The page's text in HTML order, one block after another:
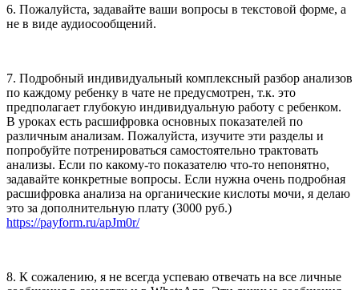
6. Пожалуйста, задавайте ваши вопросы в текстовой форме, а
не в виде аудиосообщений.
7. Подробный индивидуальный комплексный разбор анализов
по каждому ребенку в чате не предусмотрен, т.к. это
предполагает глубокую индивидуальную работу с ребенком.
В уроках есть расшифровка основных показателей по
различным анализам. Пожалуйста, изучите эти разделы и
попробуйте потренироваться самостоятельно трактовать
анализы. Если по какому-то показателю что-то непонятно,
задавайте конкретные вопросы. Если нужна очень подробная
расшифровка анализа на органические кислоты мочи, я делаю
это за дополнительную плату (3000 руб.)
https://payform.ru/apJm0r/
8. К сожалению, я не всегда успеваю отвечать на все личные